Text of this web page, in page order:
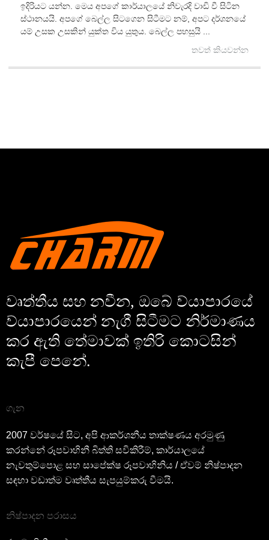
ඉදිරියට යන්න. මෙය අපගේ කාර්යාලයේ නිවැරදි වාඩි වී සිටින
ස්ථානයයි. අපගේ බෙල්ල සිටගෙන සිටීමට නම්, අපට දර්ශනයේ
යම් උසක උසකින් යුක්ත විය යුතුය. බෙල්ල පහසුයි ...
තවත් කියවන්න
වෘත්තීය සහ නවීන, ඔබේ ව්යාපාරයේ
ව්යාපාරයෙන් නැගී සිටීමට නිර්මාණය
කර ඇති තේමාවක් ඉතිරි කොටසින්
කැපී පෙනේ.
ගැන
2007 වර්ෂයේ සිට, අපි ආකර්ශනීය තාක්ෂණය අරමුණු
කරන්නේ රූපවාහිනී බිත්ති සවිකිරීම්, කාර්යාලයේ
නැවතුම්පොළ සහ සාපේක්ෂ රූපවාහිනිය / ඒවම් නිෂ්පාදන
සඳහා වඩාත්ම වෘත්තීය සැපයුම්කරු වීමයි.
නිෂ්පාදන පරාසය